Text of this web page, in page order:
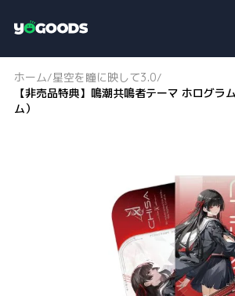
o
g
o
d
ホーム/星空を瞳に映して3.0/
【非売品特典】鳴潮共鳴者テーマ ホログラ
ム）